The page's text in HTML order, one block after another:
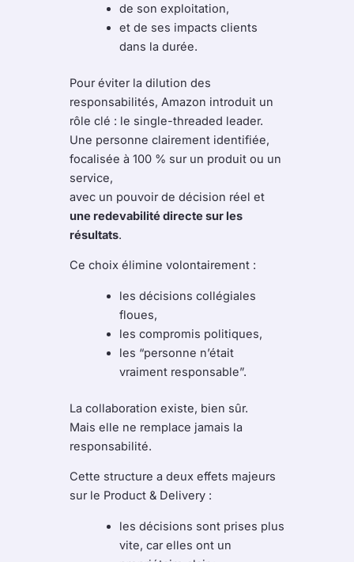
de son exploitation,
et de ses impacts clients
dans la durée.
Pour éviter la dilution des
responsabilités, Amazon introduit un
rôle clé : le single-threaded leader.
Une personne clairement identifiée,
focalisée à 100 % sur un produit ou un
service,
avec un pouvoir de décision réel et
une redevabilité directe sur les
résultats.
Ce choix élimine volontairement :
les décisions collégiales
floues,
les compromis politiques,
les “personne n’était
vraiment responsable”.
La collaboration existe, bien sûr.
Mais elle ne remplace jamais la
responsabilité.
Cette structure a deux effets majeurs
sur le Product & Delivery :
les décisions sont prises plus
vite, car elles ont un